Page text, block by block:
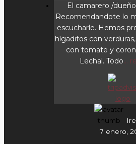
El camarero /
Recomendandote lo
escucharle. Hemos
hígaditos con
con tomate y
Lechal. Todo...
7 enero,